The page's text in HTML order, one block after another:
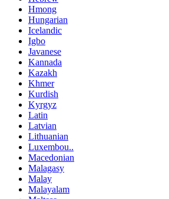
Hmong
Hungarian
Icelandic
Igbo
Javanese
Kannada
Kazakh
Khmer
Kurdish
Kyrgyz
Latin
Latvian
Lithuanian
Luxembou..
Macedonian
Malagasy
Malay
Malayalam